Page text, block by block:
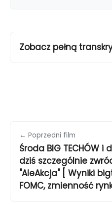
Zobacz pełną
← Poprzedni film
Środa BIG TECHÓW i
dziś szczególnie
"AleAkcja" [ Wyniki
FOMC, zmienność